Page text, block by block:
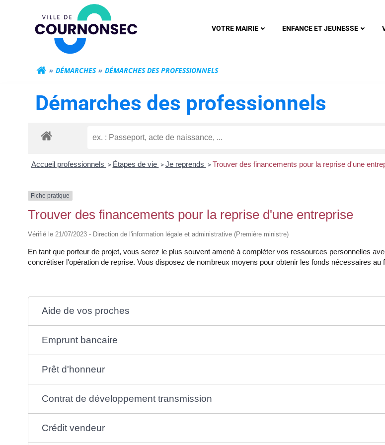
Mairie de Cournonsec
VOTRE MAIRIE ENFANCE ET JEUNESSE
DÉMARCHES DÉMARCHES DES PROFESSIONNELS
Démarches des professionnels
Accueil professionnels > Étapes de vie > Je reprends > Trouver des financements pour la reprise d'une
Fiche pratique
Trouver des financements pour la reprise d'une entreprise
Vérifié le 21/07/2023 - Direction de l'information légale et administrative (Première ministre)
En tant que porteur de projet, vous serez le plus souvent amené à compléter vos ressources personnelles
concrétiser l'opération de reprise. Vous disposez de nombreux moyens pour obtenir les fonds nécessaires
Aide de vos proches
Emprunt bancaire
Prêt d'honneur
Contrat de développement transmission
Crédit vendeur